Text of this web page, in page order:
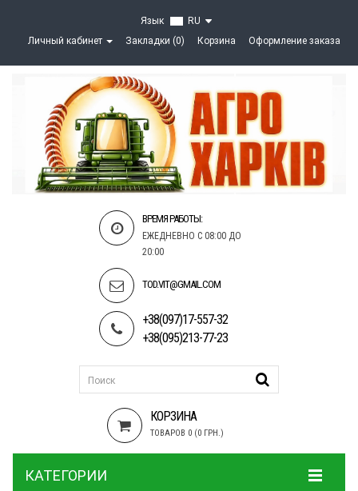
Язык
RU
Личный кабинет
Закладки (0) Корзина Оформление заказа
ВРЕМЯ РАБОТЫ:
ЕЖЕДНЕВНО С 08:00 ДО
20:00
TOD.VIT@GMAIL.COM
+38(097)17-557-32
+38(095)213-77-23
КОРЗИНА
ТОВАРОВ 0 (0 ГРН.)
КАТЕГОРИИ